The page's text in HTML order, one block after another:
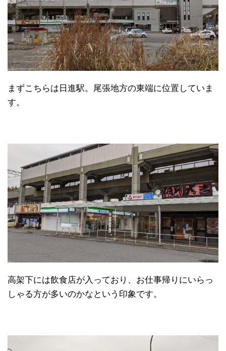
まずこちらは日進駅。尾張地方の東端に位置していま
す。
高架下には飲食店が入っており、お仕事帰りにいらっ
しゃる方が多いのかなという印象です。